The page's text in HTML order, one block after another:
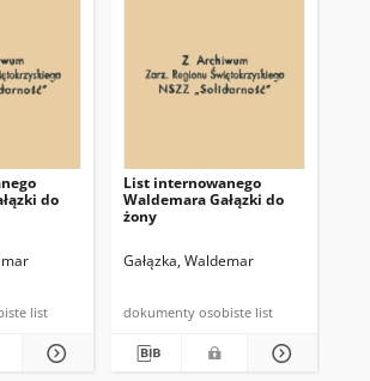
do
dokumenty osobiste list
List internowanego
Waldemara Gałązki do
żony
Gałązka, Waldemar
dokumenty osobiste list